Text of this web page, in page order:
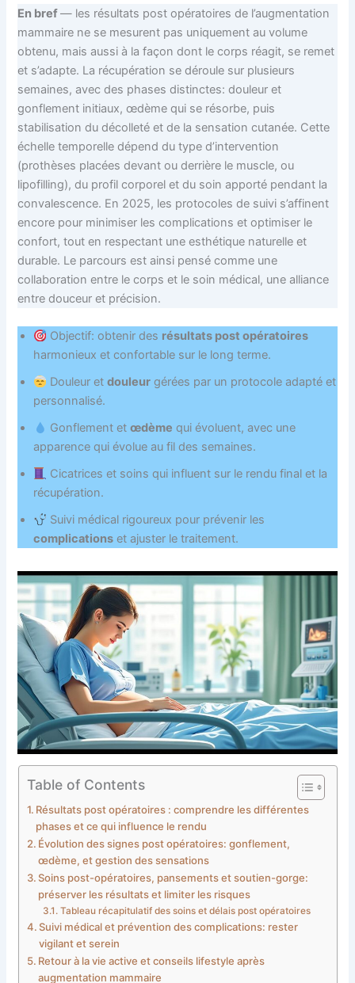
En bref— les résultats post opératoires de l’augmentation
mammaire ne se mesurent pas uniquement au volume
obtenu, mais aussi à la façon dont le corps réagit, se remet
et s’adapte. La récupération se déroule sur plusieurs
semaines, avec des phases distinctes: douleur et
gonflement initiaux, œdème qui se résorbe, puis
stabilisation du décolleté et de la sensation cutanée. Cette
échelle temporelle dépend du type d’intervention
(prothèses placées devant ou derrière le muscle, ou
lipofilling), du profil corporel et du soin apporté pendant la
convalescence. En 2025, les protocoles de suivi s’affinent
encore pour minimiser les complications et optimiser le
confort, tout en respectant une esthétique naturelle et
durable. Le parcours est ainsi pensé comme une
collaboration entre le corps et le soin médical, une alliance
entre douceur et précision.
Objectif: obtenir des résultats post opératoires
harmonieux et confortable sur le long terme.
Douleur etdouleur gérées par un protocole adapté et
personnalisé.
Gonflement etœdème qui évoluent, avec une
apparence qui évolue au fil des semaines.
Cicatrices et soins qui influent sur le rendu final et la
récupération.
Suivi médical rigoureux pour prévenir les
complications et ajuster le traitement.
Table of Contents
Résultats post opératoires : comprendre les différentes
phases et ce qui influence le rendu
Évolution des signes post opératoires: gonflement,
œdème, et gestion des sensations
Soins post-opératoires, pansements et soutien-gorge:
préserver les résultats et limiter les risques
Tableau récapitulatif des soins et délais post opératoires
Suivi médical et prévention des complications: rester
vigilant et serein
Retour à la vie active et conseils lifestyle après
augmentation mammaire